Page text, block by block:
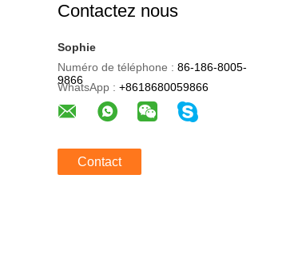
Contactez nous
Sophie
Numéro de téléphone : 86-186-8005-
9866
WhatsApp : +8618680059866
Contact